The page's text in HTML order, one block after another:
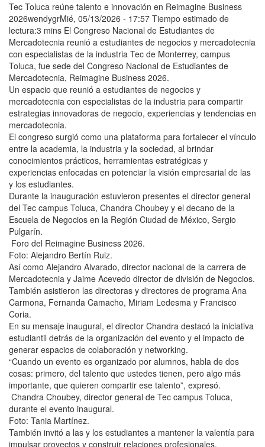
Tec Toluca reúne talento e innovación en Reimagine Business
2026wendygrMié, 05/13/2026 - 17:57 Tiempo estimado de
lectura:3 mins El Congreso Nacional de Estudiantes de
Mercadotecnia reunió a estudiantes de negocios y mercadotecnia
con especialistas de la industria Tec de Monterrey, campus
Toluca, fue sede del Congreso Nacional de Estudiantes de
Mercadotecnia, Reimagine Business 2026.
Un espacio que reunió a estudiantes de negocios y
mercadotecnia con especialistas de la industria para compartir
estrategias innovadoras de negocio, experiencias y tendencias en
mercadotecnia.
El congreso surgió como una plataforma para fortalecer el vínculo
entre la academia, la industria y la sociedad, al brindar
conocimientos prácticos, herramientas estratégicas y
experiencias enfocadas en potenciar la visión empresarial de las
y los estudiantes.
Durante la inauguración estuvieron presentes el director general
del Tec campus Toluca, Chandra Choubey y el decano de la
Escuela de Negocios en la Región Ciudad de México, Sergio
Pulgarín.
Foro del Reimagine Business 2026.
Foto: Alejandro Bertín Ruiz.
Así como Alejandro Alvarado, director nacional de la carrera de
Mercadotecnia y Jaime Acevedo director de división de Negocios.
También asistieron las directoras y directores de programa Ana
Carmona, Fernanda Camacho, Miriam Ledesma y Francisco
Coria.
En su mensaje inaugural, el director Chandra destacó la iniciativa
estudiantil detrás de la organización del evento y el impacto de
generar espacios de colaboración y networking.
“Cuando un evento es organizado por alumnos, habla de dos
cosas: primero, del talento que ustedes tienen, pero algo más
importante, que quieren compartir ese talento”, expresó.
Chandra Choubey, director general de Tec campus Toluca,
durante el evento inaugural.
Foto: Tania Martínez.
También invitó a las y los estudiantes a mantener la valentía para
impulsar proyectos y construir relaciones profesionales.